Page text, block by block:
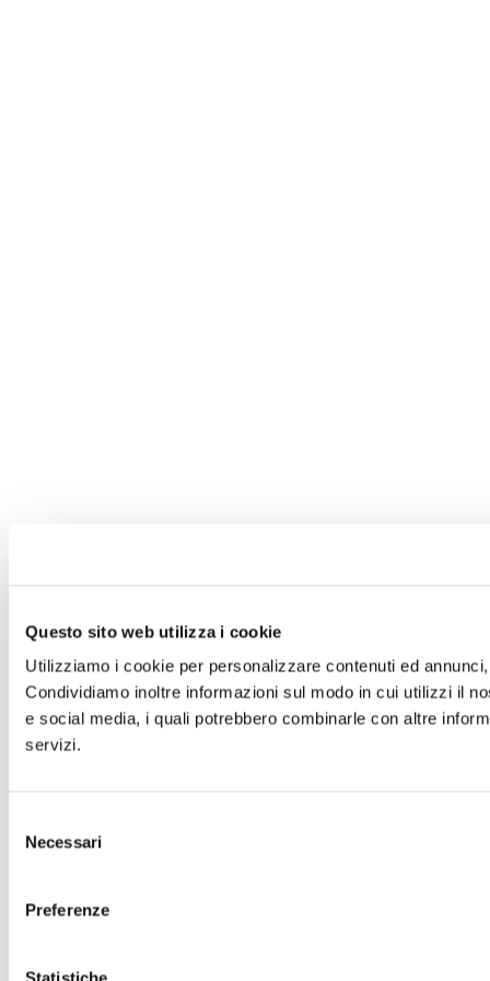
Questo sito web utilizza i cookie
Utilizziamo i cookie per personalizzare contenuti ed
Condividiamo inoltre informazioni sul modo in cui utilizzi il
e social media, i quali potrebbero combinarle con altre
servizi.
delNecessari
Preferenze